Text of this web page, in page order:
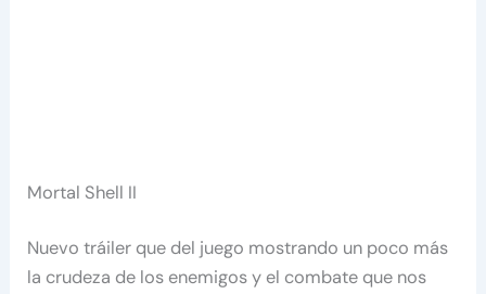
Mortal Shell II
Nuevo tráiler que del juego mostrando un poco más
la crudeza de los enemigos y el combate que nos